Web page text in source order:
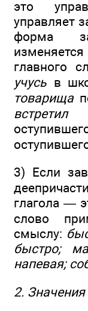
это
управляет
форма
главного
учусь в
товарища
встретил
3) Если
глагола —
слово
смыслу:
быстро;
напевая;
2.